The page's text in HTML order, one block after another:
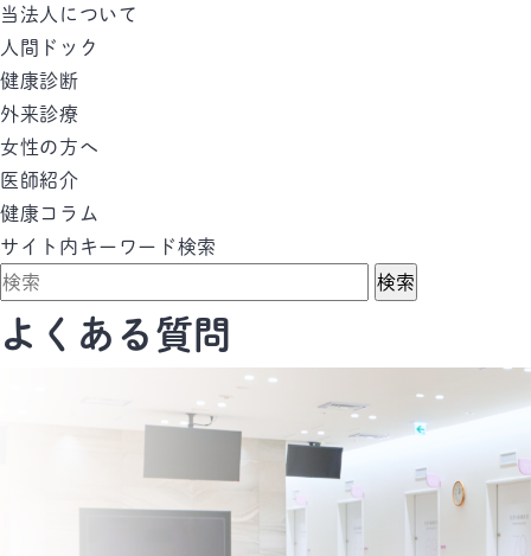
当法人について
人間ドック
健康診断
外来診療
女性の方へ
医師紹介
健康コラム
サイト内キーワード検索
検索
よくある質問